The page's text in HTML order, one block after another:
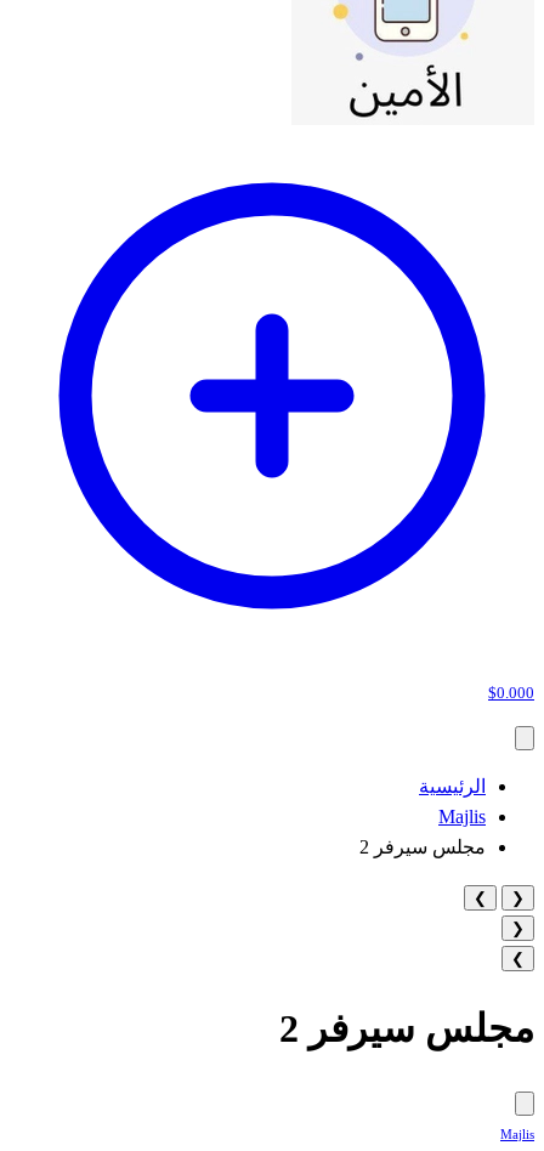
$0.000
الرئيسية
Majlis
مجلس سيرفر 2
❮
❯
❮
❯
مجلس سيرفر 2
Majlis